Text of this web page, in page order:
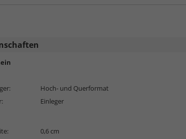
Hoch- und Querformat
Einleger
0,6 cm